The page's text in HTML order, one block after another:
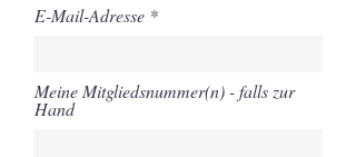
E-Mail-Adresse
Meine Mitgliedsnummer(n) - falls zur
Hand